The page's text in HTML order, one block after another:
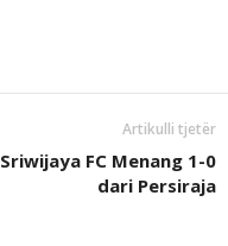
Artikulli tjetër
Sriwijaya FC Menang 1-0
dari Persiraja